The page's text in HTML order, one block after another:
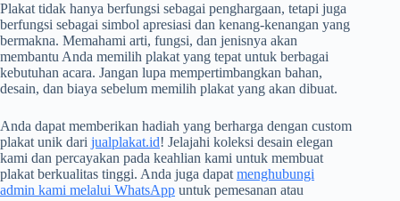
Plakat tidak hanya berfungsi sebagai penghargaan, tetapi juga
berfungsi sebagai simbol apresiasi dan kenang-kenangan yang
bermakna. Memahami arti, fungsi, dan jenisnya akan
membantu Anda memilih plakat yang tepat untuk berbagai
kebutuhan acara. Jangan lupa mempertimbangkan bahan,
desain, dan biaya sebelum memilih plakat yang akan dibuat.
Anda dapat memberikan hadiah yang berharga dengan custom
plakat unik dari jualplakat.id! Jelajahi koleksi desain elegan
kami dan percayakan pada keahlian kami untuk membuat
plakat berkualitas tinggi. Anda juga dapat menghubungi
admin kami melalui WhatsApp untuk pemesanan atau